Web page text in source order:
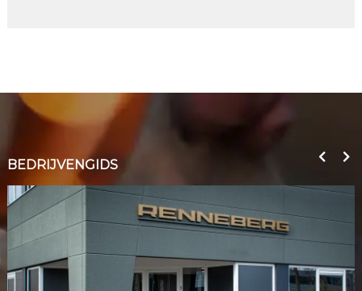
BEDRIJVENGIDS